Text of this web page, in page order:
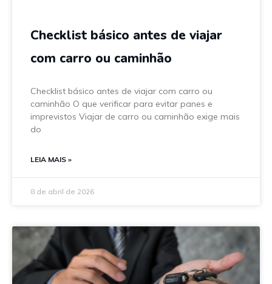
Checklist básico antes de viajar
com carro ou caminhão
Checklist básico antes de viajar com carro ou
caminhão O que verificar para evitar panes e
imprevistos Viajar de carro ou caminhão exige mais
do
LEIA MAIS »
8 de abril de 2026